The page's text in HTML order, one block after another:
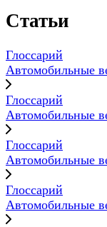
Статьи
Глоссарий
Автомобильные
Глоссарий
Автомобильные
Глоссарий
Автомобильные
Глоссарий
Автомобильные